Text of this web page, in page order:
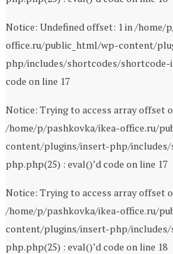
Notice: Undefined offset: 1 in /home/
office.ru/public_html/wp-content/
php/includes/shortcodes/shortcode-
code on line 17
Notice: Trying to access array offset
/home/p/pashkovka/ikea-office.ru/
content/plugins/insert-php/
php.php(25) : eval()’d code on line 17
Notice: Trying to access array offset
/home/p/pashkovka/ikea-office.ru/
content/plugins/insert-php/
php.php(25) : eval()’d code on line 18